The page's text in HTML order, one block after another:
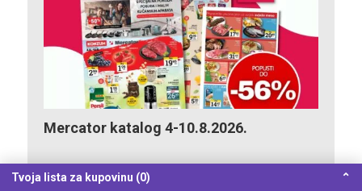
Mercator katalog 4-10.8.2026.
U novom Mercator katalogu očekuju vas super
Tvoja lista za kupovinu (0) ⌃